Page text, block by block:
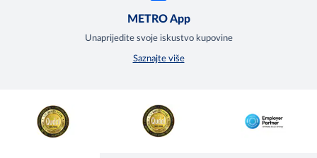
METRO App
Unaprijedite svoje iskustvo kupovine
Saznajte više